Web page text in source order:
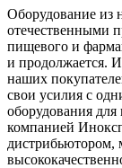
Оборудование из
отечественными
пищевого и
и продолжается.
наших
свои усилия с
оборудования
компанией
дистрибьютором,